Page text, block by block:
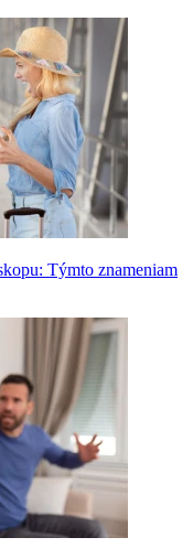
Týmto znameniam